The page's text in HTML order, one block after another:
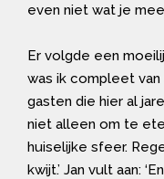
even niet wat je
Er volgde een
was ik compleet
gasten die hier al
niet alleen om te
huiselijke sfeer.
kwijt.’ Jan vult aan: